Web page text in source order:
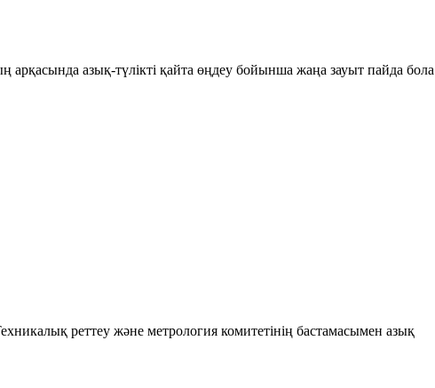
азық-түлікті қайта өңдеу бойынша жаңа зауыт пайда бола
реттеу және метрология комитетінің бастамасымен азық